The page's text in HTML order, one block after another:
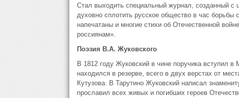
Стал выходить специальный журнал, созданный с
духовно сплотить русское общество в час
напечатаны и многие стихи об Отечественной
россиянам».
Поэзия В.А. Жуковского
В 1812 году Жуковский в чине поручика вступил
находился в резерве, всего в двух верстах от
Кутузова. В Тарутино Жуковский написал
прославил всех живых и погибших героев